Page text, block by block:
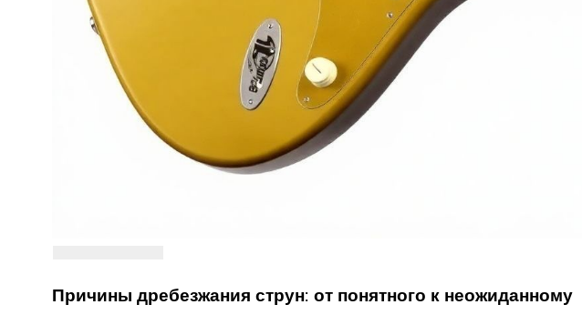
Причины дребезжания струн: от понятного к неожиданному